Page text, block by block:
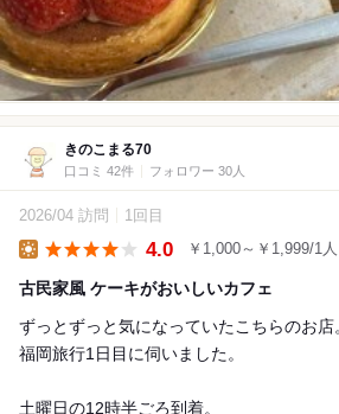
きのこまる70
口コミ 42件 フォロワー 30人
2026/04 訪問 1回目
4.0 ￥1,000～￥1,999/1人
古民家風 ケーキがおいしいカフェ
ずっとずっと気になっていたこちらのお店
福岡旅行1日目に伺いました。
土曜日の12時半ごろ到着。